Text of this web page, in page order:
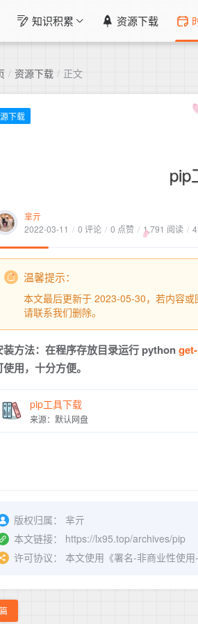
知识积累 资源下载
/ 资源下载 / 正文
下载
pip
芈亓
2022-03-11 / 0 评论 / 0 点赞 / 1,791 阅读 /
温馨提示：
本文最后更新于 2023-05-30，若内容或
请联系我们删除。
装方法：在程序存放目录运行 python
使用，十分方便。
pip工具下载
来源：默认网盘
版权归属：
芈亓
本文链接：
https://lx95.top/archives/pip
许可协议：
本文使用《署名-非商业性使